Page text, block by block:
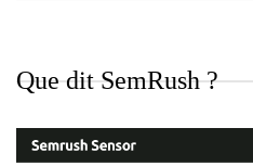
Que dit SemRush ?